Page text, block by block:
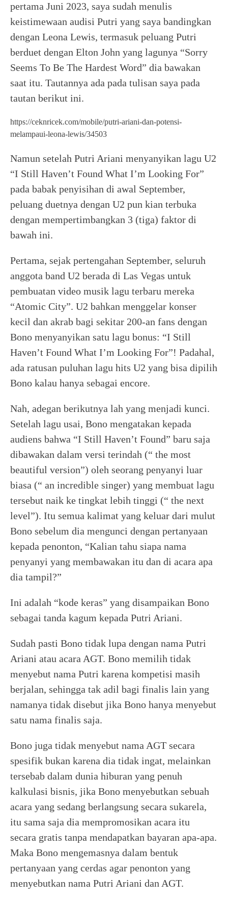
pertama Juni 2023, saya sudah menulis
keistimewaan audisi Putri yang saya bandingkan
dengan Leona Lewis, termasuk peluang Putri
berduet dengan Elton John yang lagunya “Sorry
Seems To Be The Hardest Word” dia bawakan
saat itu. Tautannya ada pada tulisan saya pada
tautan berikut ini.
https://ceknricek.com/mobile/putri-ariani-dan-potensi-
melampaui-leona-lewis/34503
Namun setelah Putri Ariani menyanyikan lagu U2
“I Still Haven’t Found What I’m Looking For”
pada babak penyisihan di awal September,
peluang duetnya dengan U2 pun kian terbuka
dengan mempertimbangkan 3 (tiga) faktor di
bawah ini.
Pertama, sejak pertengahan September, seluruh
anggota band U2 berada di Las Vegas untuk
pembuatan video musik lagu terbaru mereka
“Atomic City”. U2 bahkan menggelar konser
kecil dan akrab bagi sekitar 200-an fans dengan
Bono menyanyikan satu lagu bonus: “I Still
Haven’t Found What I’m Looking For”! Padahal,
ada ratusan puluhan lagu hits U2 yang bisa dipilih
Bono kalau hanya sebagai encore.
Nah, adegan berikutnya lah yang menjadi kunci.
Setelah lagu usai, Bono mengatakan kepada
audiens bahwa “I Still Haven’t Found” baru saja
dibawakan dalam versi terindah (“ the most
beautiful version”) oleh seorang penyanyi luar
biasa (“ an incredible singer) yang membuat lagu
tersebut naik ke tingkat lebih tinggi (“ the next
level”). Itu semua kalimat yang keluar dari mulut
Bono sebelum dia mengunci dengan pertanyaan
kepada penonton, “Kalian tahu siapa nama
penyanyi yang membawakan itu dan di acara apa
dia tampil?”
Ini adalah “kode keras” yang disampaikan Bono
sebagai tanda kagum kepada Putri Ariani.
Sudah pasti Bono tidak lupa dengan nama Putri
Ariani atau acara AGT. Bono memilih tidak
menyebut nama Putri karena kompetisi masih
berjalan, sehingga tak adil bagi finalis lain yang
namanya tidak disebut jika Bono hanya menyebut
satu nama finalis saja.
Bono juga tidak menyebut nama AGT secara
spesifik bukan karena dia tidak ingat, melainkan
tersebab dalam dunia hiburan yang penuh
kalkulasi bisnis, jika Bono menyebutkan sebuah
acara yang sedang berlangsung secara sukarela,
itu sama saja dia mempromosikan acara itu
secara gratis tanpa mendapatkan bayaran apa-apa.
Maka Bono mengemasnya dalam bentuk
pertanyaan yang cerdas agar penonton yang
menyebutkan nama Putri Ariani dan AGT.